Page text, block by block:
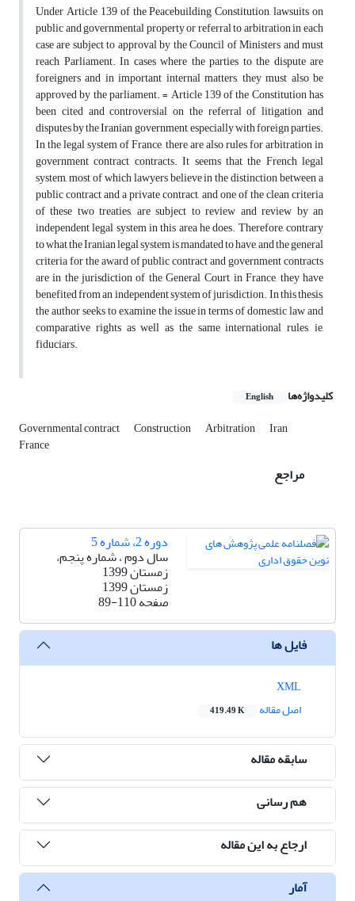
Under Article 139 of the Peacebuilding Constitution, lawsuits on
public and governmental property or referral to arbitration in each
case are subject to approval by the Council of Ministers and must
reach Parliament. In cases where the parties to the dispute are
foreigners and in important internal matters, they must also be
approved by the parliament. = Article 139 of the Constitution has
been cited and controversial on the referral of litigation and
disputes by the Iranian government, especially with foreign parties.
In the legal system of France, there are also rules for arbitration in
government contract contracts. It seems that the French legal
system, most of which lawyers believe in the distinction between a
public contract and a private contract, and one of the clean criteria
of these two treaties, are subject to review and review by an
independent legal system in this area he does. Therefore, contrary
to what the Iranian legal system is mandated to have, and the general
criteria for the award of public contract and government contracts
are in the jurisdiction of the General Court, in France, they have
benefited from an independent system of jurisdiction. In this thesis,
the author seeks to examine the issue in terms of domestic law and
comparative rights as well as the same international rules, ie,
fiduciars.
کلیدواژه‌ها English
Governmental contract Construction Arbitration Iran
France
مراجع
دوره 2، شماره 5
سال دوم ، شماره پنجم،
زمستان 1399
زمستان 1399
صفحه89-110
فایل ها
اصل مقاله
419.49 K
سابقه مقاله
هم رسانی
ارجاع به این مقاله
آمار